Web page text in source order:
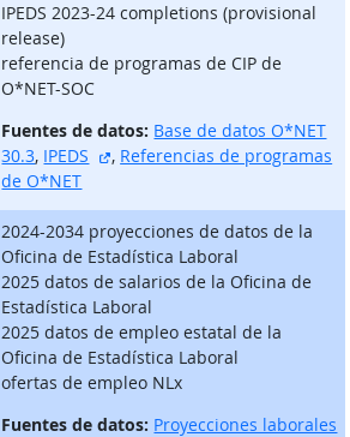
IPEDS 2023-24 completions (provisional
release)
referencia de programas de CIP de
O*NET-SOC
Fuentes de datos: Base de datos O*NET
30.3, IPEDS sitio externo
, Referencias de programas
de O*NET
2024-2034 proyecciones de datos de la
Oficina de Estadística Laboral
2025 datos de salarios de la Oficina de
Estadística Laboral
2025 datos de empleo estatal de la
Oficina de Estadística Laboral
ofertas de empleo NLx
Fuentes de datos: Proyecciones laborales